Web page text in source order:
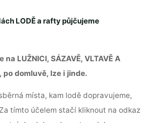
LODĚ a rafty půjčujeme
na LUŽNICI, SÁZAVĚ, VLTAVĚ A
po domluvě, lze i jinde.
místa, kam lodě dopravujeme,
tímto účelem stačí kliknout na odkaz